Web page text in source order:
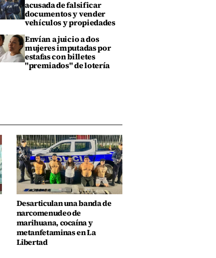
acusada de falsificar
documentos y vender
vehículos y propiedades
Envían a juicio a dos
mujeres imputadas por
estafas con billetes
"premiados" de lotería
Desarticulan una banda de
narcomenudeo de
marihuana, cocaína y
metanfetaminas en La
Libertad